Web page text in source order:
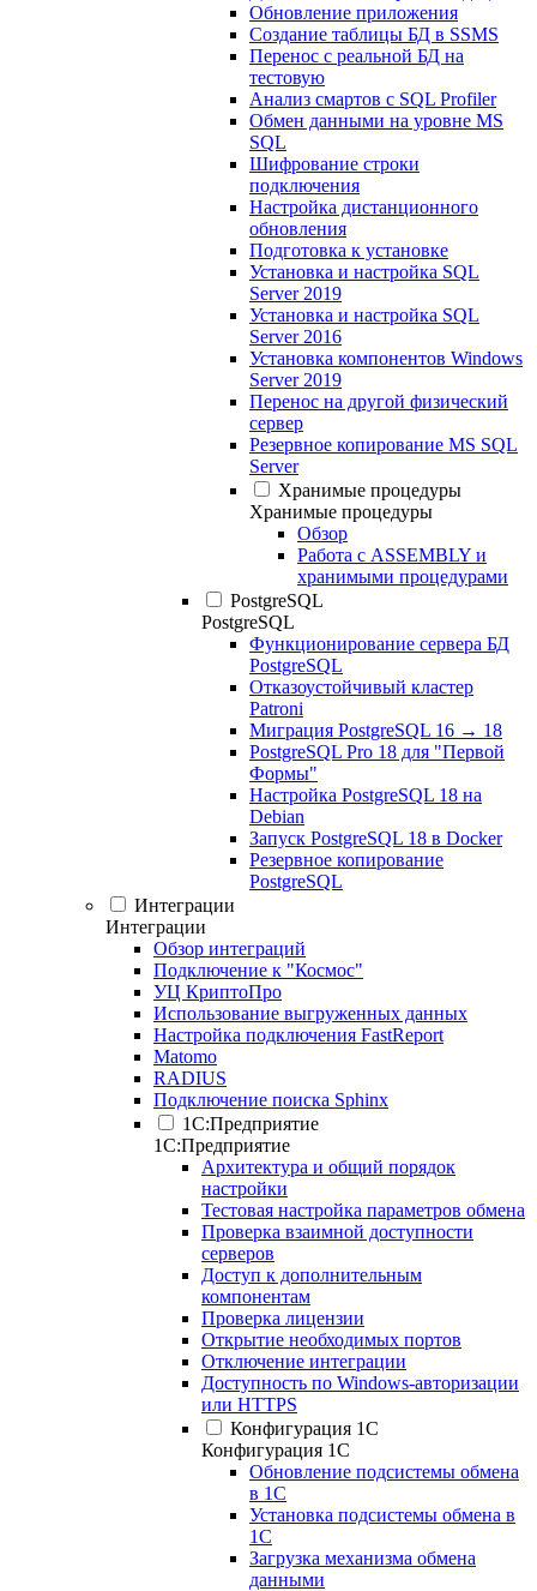
Обновление приложения
Создание таблицы БД в SSMS
Перенос с реальной БД на
тестовую
Анализ смартов с SQL Profiler
Обмен данными на уровне MS
SQL
Шифрование строки
подключения
Настройка дистанционного
обновления
Подготовка к установке
Установка и настройка SQL
Server 2019
Установка и настройка SQL
Server 2016
Установка компонентов Windows
Server 2019
Перенос на другой физический
сервер
Резервное копирование MS SQL
Server
Хранимые процедуры
Хранимые процедуры
Обзор
Работа с ASSEMBLY и
хранимыми процедурами
PostgreSQL
PostgreSQL
Функционирование сервера БД
PostgreSQL
Отказоустойчивый кластер
Patroni
Миграция PostgreSQL 16 → 18
PostgreSQL Pro 18 для "Первой
Формы"
Настройка PostgreSQL 18 на
Debian
Запуск PostgreSQL 18 в Docker
Резервное копирование
PostgreSQL
Интеграции
Интеграции
Обзор интеграций
Подключение к "Космос"
УЦ КриптоПро
Использование выгруженных данных
Настройка подключения FastReport
Matomo
RADIUS
Подключение поиска Sphinx
1С:Предприятие
1С:Предприятие
Архитектура и общий порядок
настройки
Тестовая настройка параметров обмена
Проверка взаимной доступности
серверов
Доступ к дополнительным
компонентам
Проверка лицензии
Открытие необходимых портов
Отключение интеграции
Доступность по Windows-авторизации
или HTTPS
Конфигурация 1С
Конфигурация 1С
Обновление подсистемы обмена
в 1С
Установка подсистемы обмена в
1С
Загрузка механизма обмена
данными